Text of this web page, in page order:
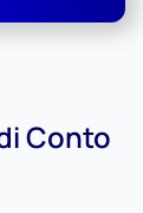
Conto